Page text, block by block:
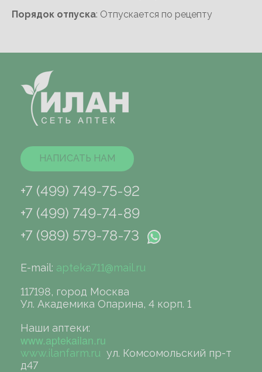
Порядок отпуска: Отпускается по рецепту
НАПИСАТЬ НАМ
+7 (499) 749-75-92
+7 (499) 749-74-89
+7 (989) 579-78-73
E-mail: apteka711@mail.ru
117198, город Москва
Ул. Академика Опарина, 4 корп. 1
Наши аптеки:
www.aptekailan.ru
www.ilanfarm.ru ул. Комсомольский пр-т
д47